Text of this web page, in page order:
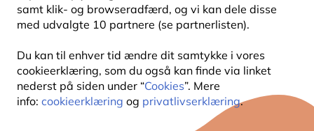
samt klik- og browseradfærd, og vi kan dele disse
med udvalgte 10 partnere (se partnerlisten).
Du kan til enhver tid ændre dit samtykke i vores
cookieerklæring, som du også kan finde via linket
nederst på siden under “Cookies”. Mere
info: cookieerklæring og privatlivserklæring.